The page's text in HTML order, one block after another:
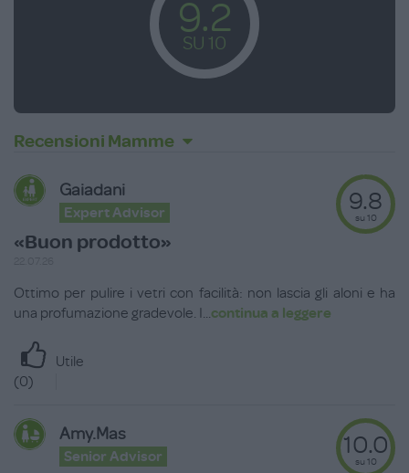
9.2
SU 10
Recensioni Mamme
Gaiadani
Expert Advisor
«Buon prodotto»
9.8
su 10
Ottimo per pulire i vetri con facilità: non lascia gli aloni e ha
una profumazione gradevole. I...continua a leggere
Utile
(0)
Amy.mas
Senior Advisor 10.0
su 10